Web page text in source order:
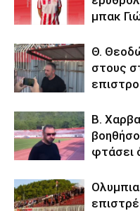
μπακ
Θ.
στους
Β.
φτάσει